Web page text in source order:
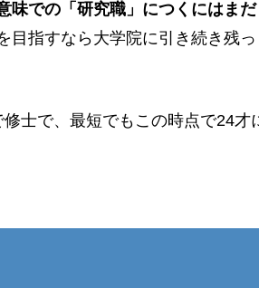
味での「研究職」につくにはまだ
目指すなら大学院に引き続き残っ
士で、最短でもこの時点で24才